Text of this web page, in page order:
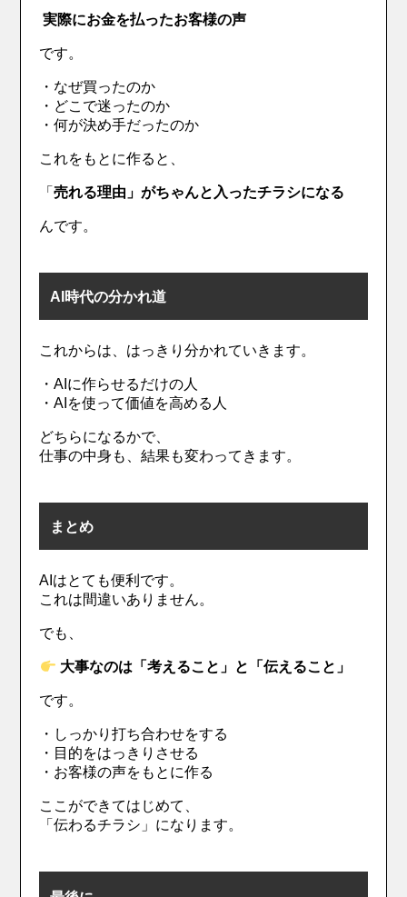
実際にお金を払ったお客様の声
です。
・なぜ買ったのか
・どこで迷ったのか
・何が決め手だったのか
これをもとに作ると、
「売れる理由」がちゃんと入ったチラシになる
んです。
AI時代の分かれ道
これからは、はっきり分かれていきます。
・AIに作らせるだけの人
・AIを使って価値を高める人
どちらになるかで、
仕事の中身も、結果も変わってきます。
まとめ
AIはとても便利です。
これは間違いありません。
でも、
大事なのは「考えること」と「伝えること」
です。
・しっかり打ち合わせをする
・目的をはっきりさせる
・お客様の声をもとに作る
ここができてはじめて、
「伝わるチラシ」になります。